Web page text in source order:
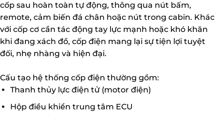
cốp sau hoàn toàn tự động, thông qua nút bấm,
remote, cảm biến đá chân hoặc nút trong cabin. Khác
với cốp cơ cần tác động tay lực mạnh hoặc khó khăn
khi đang xách đồ, cốp điện mang lại sự tiện lợi tuyệt
đối, nhẹ nhàng và hiện đại.
Cấu tạo hệ thống cốp điện thường gồm:
Thanh thủy lực điện tử (motor điện)
Hộp điều khiển trung tâm ECU